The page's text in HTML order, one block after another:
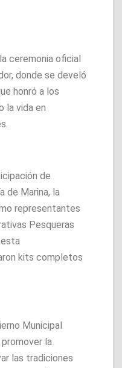
ceremonia oficial
donde se develó
honró a los
la vida en
de
de Marina, la
representantes
Pesqueras
kits completos
Municipal
la
las tradiciones